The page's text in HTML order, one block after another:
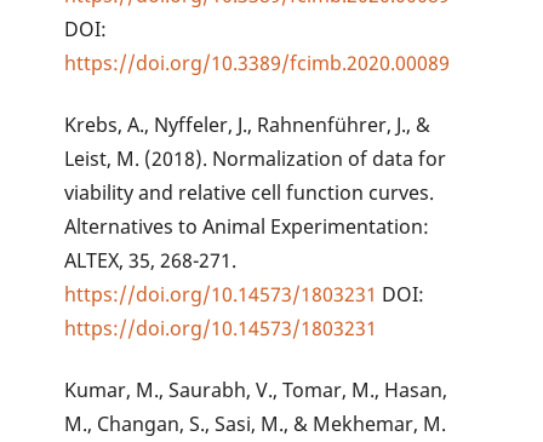
DOI:
https://doi.org/10.3389/fcimb.2020.00089
Krebs, A., Nyffeler, J., Rahnenführer, J., &
Leist, M. (2018). Normalization of data for
viability and relative cell function curves.
Alternatives to Animal Experimentation:
ALTEX, 35, 268-271.
https://doi.org/10.14573/1803231 DOI:
https://doi.org/10.14573/1803231
Kumar, M., Saurabh, V., Tomar, M., Hasan,
M., Changan, S., Sasi, M., & Mekhemar, M.